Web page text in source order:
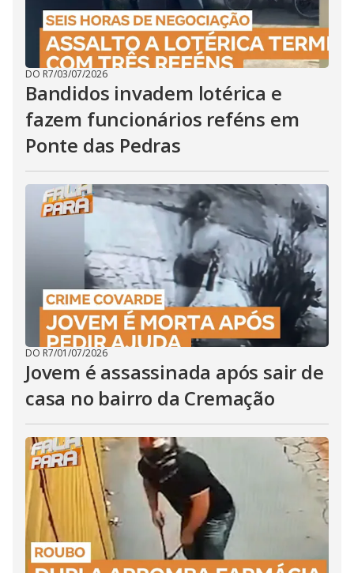
DO R7/03/07/2026
Bandidos invadem lotérica e
fazem funcionários reféns em
Ponte das Pedras
DO R7/01/07/2026
Jovem é assassinada após sair de
casa no bairro da Cremação